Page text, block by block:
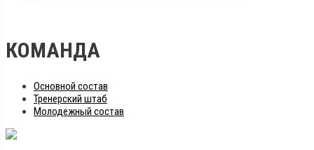
КОМАНДА
Основной состав
Тренерский штаб
Молодежный состав